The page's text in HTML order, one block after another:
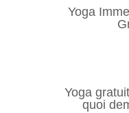
Yoga
Yoga
quoi